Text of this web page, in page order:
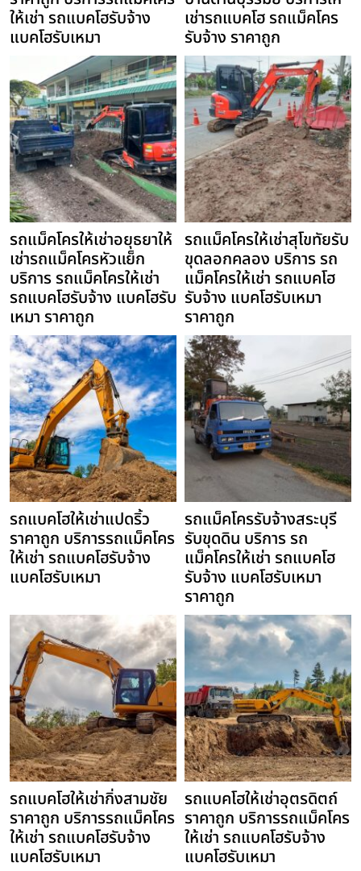
ให้เช่า รถแบคโฮรับจ้าง
แบคโฮรับเหมา
เช่ารถแบคโฮ รถแม็คโคร
รับจ้าง ราคาถูก
รถแม็คโครให้เช่าอยุธยาให้
เช่ารถแม็คโครหัวแย็ก
บริการ รถแม็คโครให้เช่า
รถแบคโฮรับจ้าง แบคโฮรับ
เหมา ราคาถูก
รถแม็คโครให้เช่าสุโขทัยรับ
ขุดลอกคลอง บริการ รถ
แม็คโครให้เช่า รถแบคโฮ
รับจ้าง แบคโฮรับเหมา
ราคาถูก
รถแบคโฮให้เช่าแปดริ้ว
ราคาถูก บริการรถแม็คโคร
ให้เช่า รถแบคโฮรับจ้าง
แบคโฮรับเหมา
รถแม็คโครรับจ้างสระบุรี
รับขุดดิน บริการ รถ
แม็คโครให้เช่า รถแบคโฮ
รับจ้าง แบคโฮรับเหมา
ราคาถูก
รถแบคโฮให้เช่ากิ่งสามชัย
ราคาถูก บริการรถแม็คโคร
ให้เช่า รถแบคโฮรับจ้าง
แบคโฮรับเหมา
รถแบคโฮให้เช่าอุตรดิตถ์
ราคาถูก บริการรถแม็คโคร
ให้เช่า รถแบคโฮรับจ้าง
แบคโฮรับเหมา